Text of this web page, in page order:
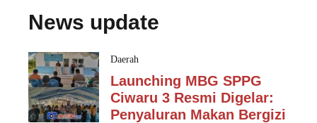
News update
Daerah
Launching MBG SPPG
Ciwaru 3 Resmi Digelar:
Penyaluran Makan Bergizi